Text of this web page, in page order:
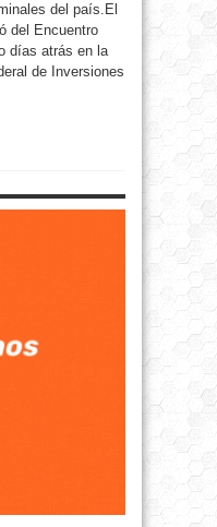
del país.El
del Encuentro
días atrás en la
de Inversiones